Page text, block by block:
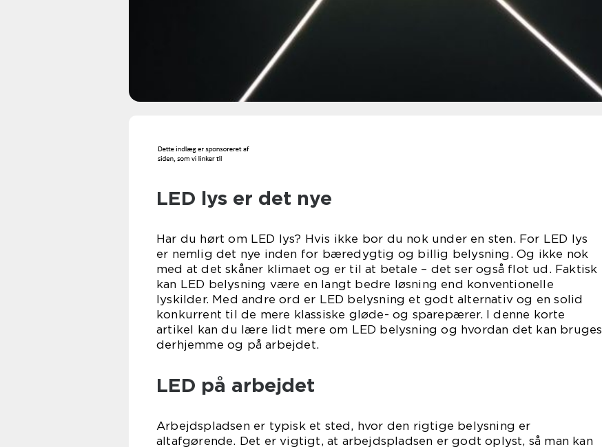
LED lys er det nye
Har du hørt om LED lys? Hvis ikke bor du nok under en sten. For LED lys
er nemlig det nye inden for bæredygtig og billig belysning. Og ikke nok
med at det skåner klimaet og er til at betale – det ser også flot ud. Faktisk
kan LED belysning være en langt bedre løsning end konventionelle
lyskilder. Med andre ord er LED belysning et godt alternativ og en solid
konkurrent til de mere klassiske gløde- og sparepærer. I denne korte
artikel kan du lære lidt mere om LED belysning og hvordan det kan bruges
derhjemme og på arbejdet.
LED på arbejdet
Arbejdspladsen er typisk et sted, hvor den rigtige belysning er
altafgørende. Det er vigtigt, at arbejdspladsen er godt oplyst, så man kan